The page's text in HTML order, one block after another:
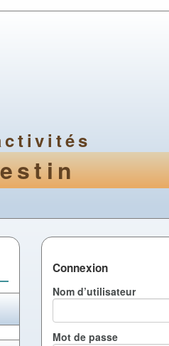
Connexion
Nom d’utilisateur
Mot de passe